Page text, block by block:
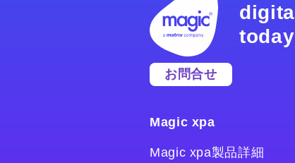
today
お問合せ
Magic xpa
Magic xpa製品詳細